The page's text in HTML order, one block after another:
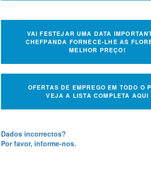
VAI FESTEJAR UMA DATA
CHEFPANDA FORNECE-LHE AS
MELHOR PREÇO!
OFERTAS DE EMPREGO EM TODO O
VEJA A LISTA COMPLETA AQUI
Dados incorrectos?
Por favor, informe-nos.